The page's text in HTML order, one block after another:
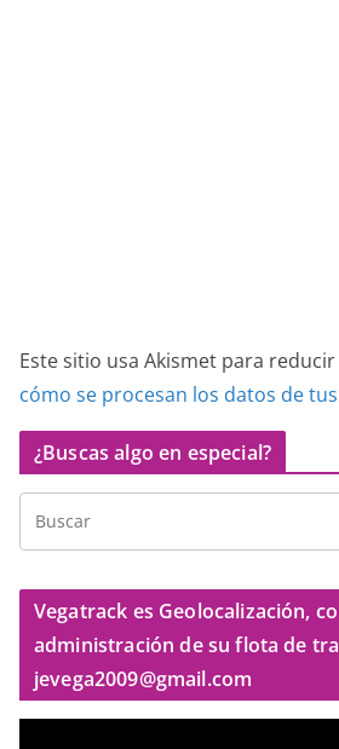
Este sitio usa Akismet para
cómo se procesan los datos de
¿Buscas algo en especial?
Vegatrack es Geolocalización,
administración de su flota de
jevega2009@gmail.com